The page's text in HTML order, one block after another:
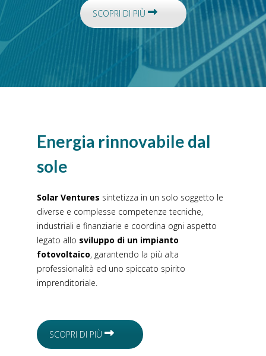
SCOPRI DI PIÙ
Energia rinnovabile dal
sole
Solar Ventures sintetizza in un solo soggetto le
diverse e complesse competenze tecniche,
industriali e finanziarie e coordina ogni aspetto
legato allo sviluppo di un impianto
fotovoltaico, garantendo la più alta
professionalità ed uno spiccato spirito
imprenditoriale.
SCOPRI DI PIÙ